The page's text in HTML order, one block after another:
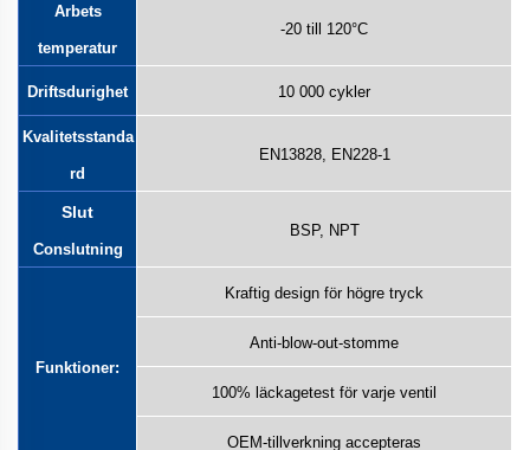
Arbets
temperatur
-20 till 120°C
Driftsdurighet 10 000 cykler
Kvalitetsstanda
rd
EN13828, EN228-1
Slut
Conslutning
BSP, NPT
Funktioner:
Kraftig design för högre tryck
Anti-blow-out-stomme
100% läckagetest för varje ventil
OEM-tillverkning accepteras